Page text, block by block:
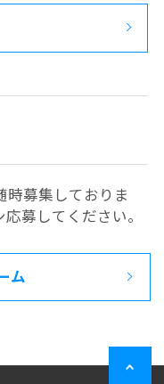
時募集しておりま
募してください。
ム